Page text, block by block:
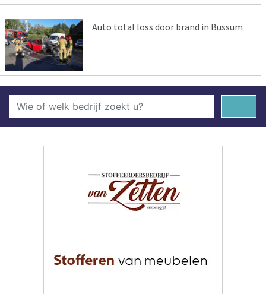
Auto total loss door brand in Bussum